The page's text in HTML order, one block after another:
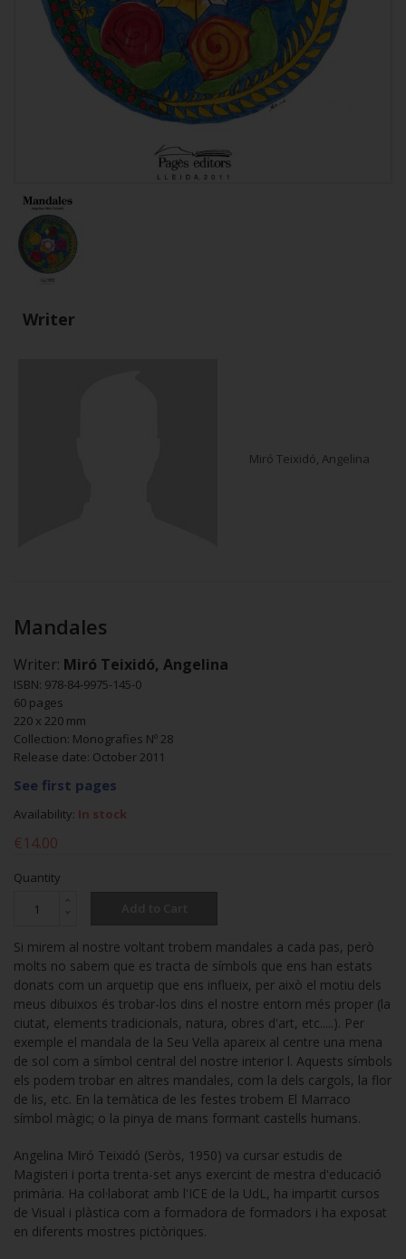
Writer
Miró Teixidó, Angelina
Mandales
Writer: Miró Teixidó, Angelina
ISBN: 978-84-9975-145-0
60 pages
220 x 220 mm
Collection: Monografies Nº 28
Release date: October 2011
See first pages
Availability: In stock
€14.00
Quantity
Si mirem al nostre voltant trobem mandales a cada pas, però
molts no sabem que es tracta de símbols que ens han estats
donats com un arquetip que ens influeix, per això el motiu dels
meus dibuixos és trobar-los dins el nostre entorn més proper (la
ciutat, elements tradicionals, natura, obres d'art, etc.....). Per
exemple el mandala de la Seu Vella apareix al centre una mena
de sol com a símbol central del nostre interior l. Aquests símbols
els podem trobar en altres mandales, com la dels cargols, la flor
de lis, etc. En la temàtica de les festes trobem El Marraco
símbol màgic; o la pinya de mans formant castells humans.
Angelina Miró Teixidó (Seròs, 1950) va cursar estudis de
Magisteri i porta trenta-set anys exercint de mestra d'educació
primària. Ha col·laborat amb l'ICE de la UdL, ha impartit cursos
de Visual i plàstica com a formadora de formadors i ha exposat
en diferents mostres pictòriques.